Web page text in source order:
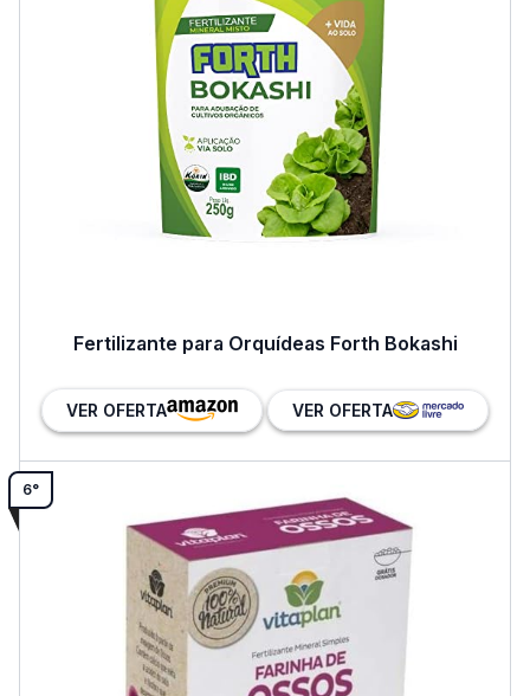
Fertilizante para Orquídeas Forth Bokashi
VER OFERTA VER OFERTA
6°